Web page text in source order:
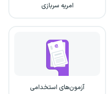
امریه سربازی
آزمون‌های استخدامی